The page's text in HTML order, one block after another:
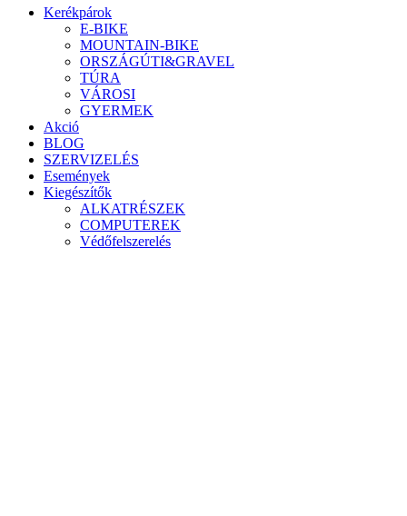
Kerékpárok
E-BIKE
MOUNTAIN-BIKE
ORSZÁGÚTI&GRAVEL
TÚRA
VÁROSI
GYERMEK
Akció
BLOG
SZERVIZELÉS
Események
Kiegészítők
ALKATRÉSZEK
COMPUTEREK
Védőfelszerelés